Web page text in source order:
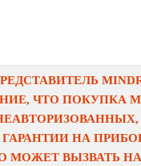
ЧТО ПОКУПКА
НА
МОЖЕТ ВЫЗВАТЬ